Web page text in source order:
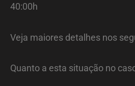
40:00h
Veja maiores detalhes nos
Quanto a esta situação no